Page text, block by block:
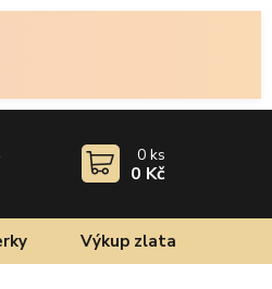
0 ks
0 Kč
Výkup zlata